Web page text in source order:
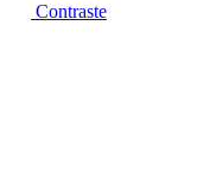
Contraste